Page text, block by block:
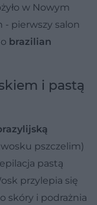
w Nowym
- pierwszy salon
brazilian
i pastą
pszczelim)
pastą
przylepia się
skóry i podrażnia